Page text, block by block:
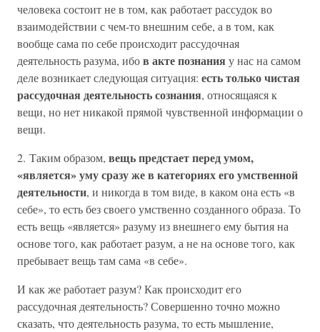
человека состоит не в том, как работает рассудок во
взаимодействии с чем-то внешним себе, а в том, как
вообще сама по себе происходит рассудочная
деятельность разума, ибов акте познания у нас на самом
деле возникает следующая ситуация: есть только чистая
рассудочная деятельность сознания, относящаяся к
вещи, но нет никакой прямой чувственной информации о
вещи.
2. Таким образом, вещь предстает перед умом,
«является» уму сразу же в категориях его умственной
деятельности, и никогда в том виде, в каком она есть «в
себе», то есть без своего умственно созданного образа. То
есть вещь «является» разуму из внешнего ему бытия на
основе того, как работает разум, а не на основе того, как
пребывает вещь там сама «в себе».
И как же работает разум? Как происходит его
рассудочная деятельность? Совершенно точно можно
сказать, что деятельность разума, то есть мышление,